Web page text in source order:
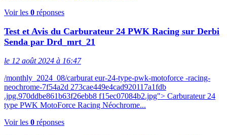
Voir les 0 réponses
Test et Avis du Carburateur 24 PWK Racing sur Derbi
Senda par Drd_mrt_21
le 12 août 2024 à 16:47
/monthly_2024_08/carburat eur-24-type-pwk-motoforce -racing-
neochrome-7f54a2d 273cae449e4cad920117a1fdb
.jpg.970ddbe861b63f26ebb8 f15ec07084b2.jpg"> Carburateur 24
type PWK MotoForce Racing Néochrome...
Voir les 0 réponses